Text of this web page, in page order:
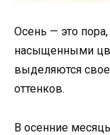
Осень — это
насыщенными
выделяются
оттенков.
В осенние